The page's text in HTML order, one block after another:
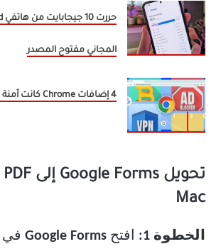
المجاني مفتوح المصدر
4 إضافات Chrome كانت آمنة ثم أصبحت برامج ضارة
Mac
الخطوة 1: افتح Google Forms في